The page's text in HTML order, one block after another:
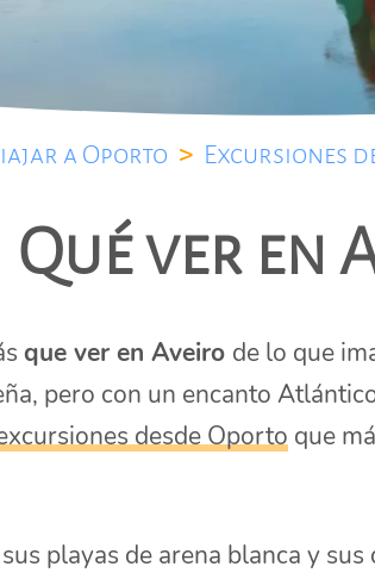
a Oporto > Excursiones
Qué ver en
que ver en Aveiro de lo que
pero con un encanto
desde Oporto que
playas de arena blanca y sus